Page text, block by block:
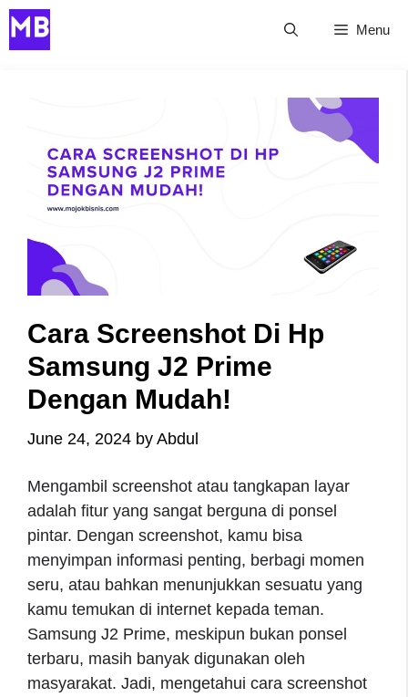
Skip
to
Menu
Cara Screenshot Di Hp
Samsung J2 Prime
Dengan Mudah!
June 24, 2024 by Abdul
Mengambil screenshot atau tangkapan layar
adalah fitur yang sangat berguna di ponsel
pintar. Dengan screenshot, kamu bisa
menyimpan informasi penting, berbagi momen
seru, atau bahkan menunjukkan sesuatu yang
kamu temukan di internet kepada teman.
Samsung J2 Prime, meskipun bukan ponsel
terbaru, masih banyak digunakan oleh
masyarakat. Jadi, mengetahui cara screenshot